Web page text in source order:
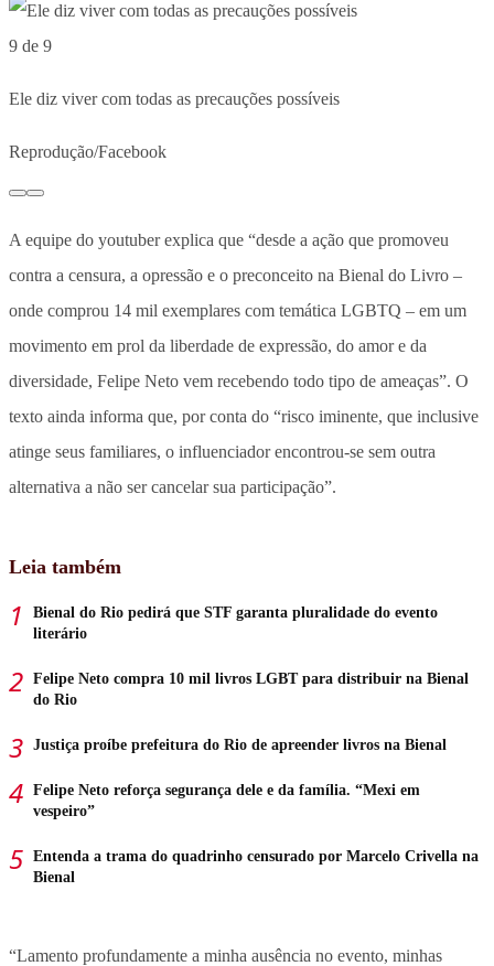
9 de 9
Ele diz viver com todas as precauções possíveis
Reprodução/Facebook
A equipe do youtuber explica que “desde a ação que promoveu
contra a censura, a opressão e o preconceito na Bienal do Livro –
onde comprou 14 mil exemplares com temática LGBTQ – em um
movimento em prol da liberdade de expressão, do amor e da
diversidade, Felipe Neto vem recebendo todo tipo de ameaças”. O
texto ainda informa que, por conta do “risco iminente, que inclusive
atinge seus familiares, o influenciador encontrou-se sem outra
alternativa a não ser cancelar sua participação”.
Leia também
Bienal do Rio pedirá que STF garanta pluralidade do evento
literário
Felipe Neto compra 10 mil livros LGBT para distribuir na Bienal
do Rio
Justiça proíbe prefeitura do Rio de apreender livros na Bienal
Felipe Neto reforça segurança dele e da família. “Mexi em
vespeiro”
Entenda a trama do quadrinho censurado por Marcelo Crivella na
Bienal
“Lamento profundamente a minha ausência no evento, minhas